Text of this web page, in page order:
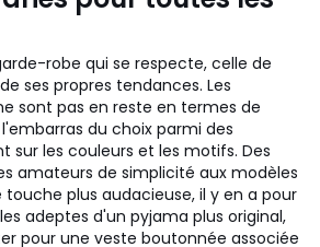
robe qui se respecte, celle de
ses propres tendances. Les
sont pas en reste en termes de
du choix parmi des
sur les couleurs et les motifs. Des
amateurs de simplicité aux modèles
plus audacieuse, il y en a pour
adeptes d'un pyjama plus original,
pour une veste boutonnée associée